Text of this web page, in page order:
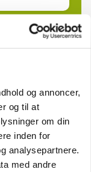
og annoncer,
og til at
om din
inden for
analysepartnere.
med andre
03. aug.
søges